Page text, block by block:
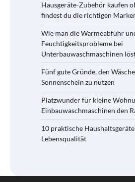
Hausgeräte-Zubehör kaufen
findest du die richtigen
Wie man die Wärmeabfuhr
Feuchtigkeitsprobleme bei
Unterbauwaschmaschinen
Fünf gute Gründe, den
Sonnenschein zu nutzen
Platzwunder für kleine
Einbauwaschmaschinen den
10 praktische
Lebensqualität